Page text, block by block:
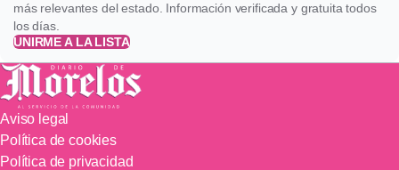
más relevantes del estado. Información verificada y gratuita todos
los días.
UNIRME A LA LISTA
Aviso legal
Política de cookies
Política de privacidad